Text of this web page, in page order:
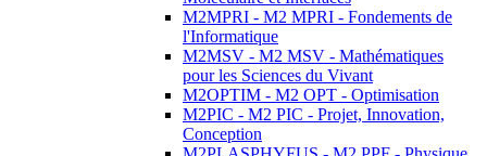
M2MPRI - M2 MPRI - Fondements de
l'Informatique
M2MSV - M2 MSV - Mathématiques
pour les Sciences du Vivant
M2OPTIM - M2 OPT - Optimisation
M2PIC - M2 PIC - Projet, Innovation,
Conception